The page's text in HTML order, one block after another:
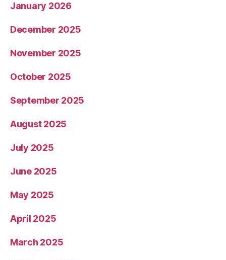
January 2026
December 2025
November 2025
October 2025
September 2025
August 2025
July 2025
June 2025
May 2025
April 2025
March 2025